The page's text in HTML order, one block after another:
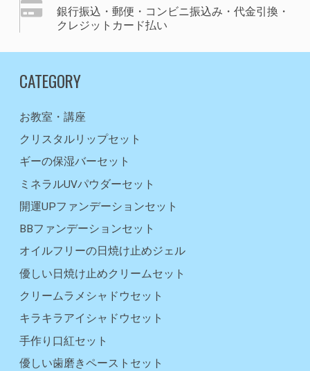
銀行振込・郵便・コンビニ振込み・代金引換・
クレジットカード払い
CATEGORY
お教室・講座
クリスタルリップセット
ギーの保湿バーセット
ミネラルUVパウダーセット
開運UPファンデーションセット
BBファンデーションセット
オイルフリーの日焼け止めジェル
優しい日焼け止めクリームセット
クリームラメシャドウセット
キラキラアイシャドウセット
手作り口紅セット
優しい歯磨きペーストセット